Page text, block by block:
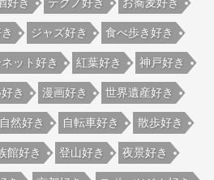
好き テクノ好き お蕎麦好き
ジャズ好き 食べ歩き好き
ット好き 紅葉好き 神戸好き
き 漫画好き 世界遺産好き
自然好き 自転車好き 散歩好き
館好き 登山好き 夜景好き